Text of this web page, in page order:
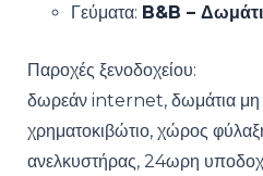
Γεύματα: B&B –
Παροχές ξενοδοχείου:
δωρεάν internet, δωμάτια μη
χρηματοκιβώτιο, χώρος
ανελκυστήρας, 24ωρη